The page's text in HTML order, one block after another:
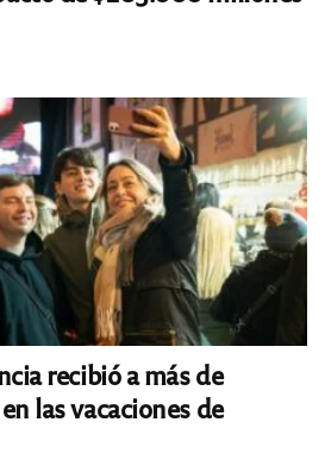
recibió a más de
las vacaciones de